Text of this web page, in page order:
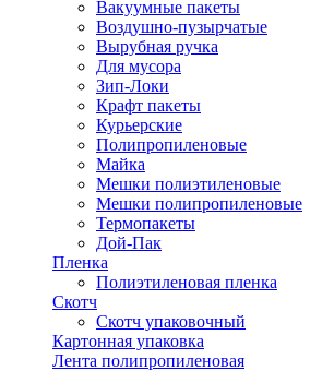
Вакуумные пакеты
Воздушно-пузырчатые
Вырубная ручка
Для мусора
Зип-Локи
Крафт пакеты
Курьерские
Полипропиленовые
Майка
Мешки полиэтиленовые
Мешки полипропиленовые
Термопакеты
Дой-Пак
Пленка
Полиэтиленовая пленка
Скотч
Скотч упаковочный
Картонная упаковка
Лента полипропиленовая